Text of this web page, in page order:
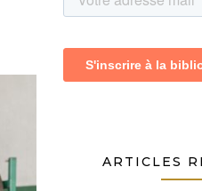
ARTICLES